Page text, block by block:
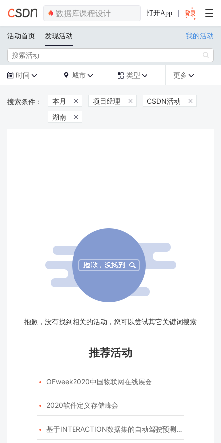
打开App
活动首页 发现活动 我的活动

 时间   城市   类型  更多 
本月  项目经理  CSDN活动 
湖南 
抱歉，没有找到相关的活动，您可以尝试其它关键词搜索
推荐活动
 OFweek2020中国物联网在线展会
 2020软件定义存储峰会
 基于INTERACTION数据集的自动驾驶预测模型挑战赛